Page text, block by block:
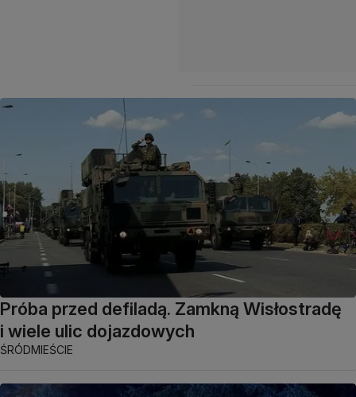
Próba przed defiladą. Zamkną Wisłostradę
i wiele ulic dojazdowych
ŚRÓDMIEŚCIE